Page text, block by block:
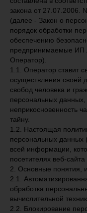
закона от
(далее - Закон о
порядок обработки
обеспечению
предпринимаемые ИП
Оператор).
1.1. Оператор ставит
осуществления своей
свобод человека и
персональных
неприкосновенность
тайну.
1.2. Настоящая
персональных данных
всей информации,
посетителях веб-
2. Основные понятия,
2.1.
обработка
вычислительной
2.2. Блокирование